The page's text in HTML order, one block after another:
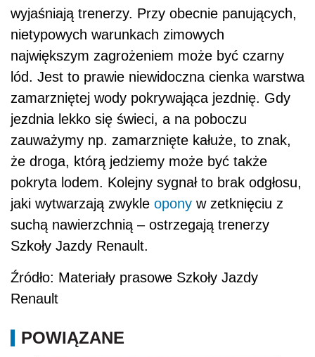
wyjaśniają trenerzy. Przy obecnie panujących,
nietypowych warunkach zimowych
największym zagrożeniem może być czarny
lód. Jest to prawie niewidoczna cienka warstwa
zamarzniętej wody pokrywająca jezdnię. Gdy
jezdnia lekko się świeci, a na poboczu
zauważymy np. zamarznięte kałuże, to znak,
że droga, którą jedziemy może być także
pokryta lodem. Kolejny sygnał to brak odgłosu,
jaki wytwarzają zwykle opony w zetknięciu z
suchą nawierzchnią – ostrzegają trenerzy
Szkoły Jazdy Renault.
Źródło: Materiały prasowe Szkoły Jazdy
Renault
POWIĄZANE